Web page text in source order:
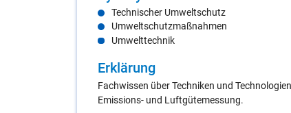
Technischer Umweltschutz
Umweltschutzmaßnahmen
Umwelttechnik
Er­klä­rung
Fachwissen über Techniken und
Emissions- und Luftgütemessung.